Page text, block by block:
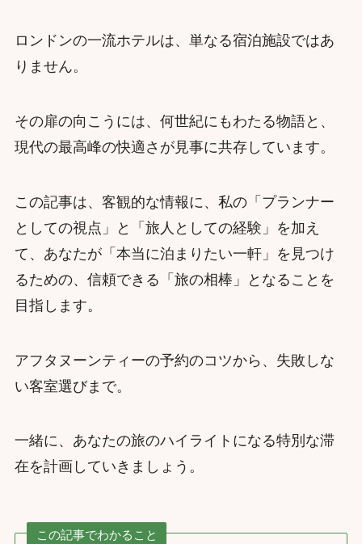
ロンドンの一流ホテルは、単なる宿泊施設ではあ
りません。
その扉の向こうには、何世紀にもわたる物語と、
現代の最高峰の快適さが見事に共存しています。
この記事は、客観的な情報に、私の「プランナー
としての視点」と「旅人としての経験」を加え
て、あなたが「本当に泊まりたい一軒」を見つけ
るための、信頼できる「旅の相棒」となることを
目指します。
アフタヌーンティーの予約のコツから、失敗しな
い客室選びまで。
一緒に、あなたの旅のハイライトになる特別な滞
在を計画していきましょう。
この記事でわかること